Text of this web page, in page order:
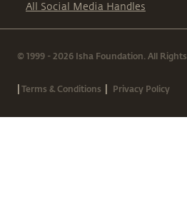
All Social Media Handles
© 1999 - 2026 Isha Foundation. All
|Terms & Conditions | Privacy Policy